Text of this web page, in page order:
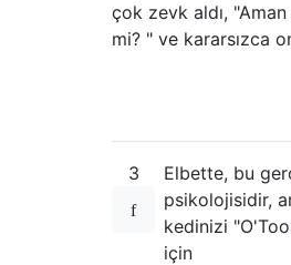
çok zevk aldı,
mi? " ve kararsızca
3
Elbette, bu
psikolojisidir,
kedinizi
için